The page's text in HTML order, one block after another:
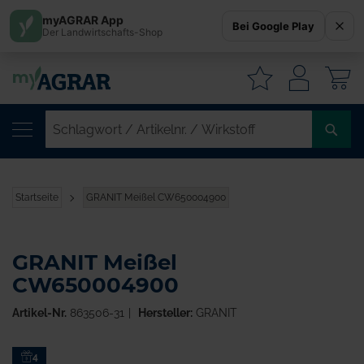
Startseite GRANIT Meißel CW650004900
Zum4
GRANIT Meißel
CW650004900
Artikel-Nr. 863506-31 Hersteller:GRANIT
myAGRAR App
Der Landwirtschafts-Shop Bei Google Play